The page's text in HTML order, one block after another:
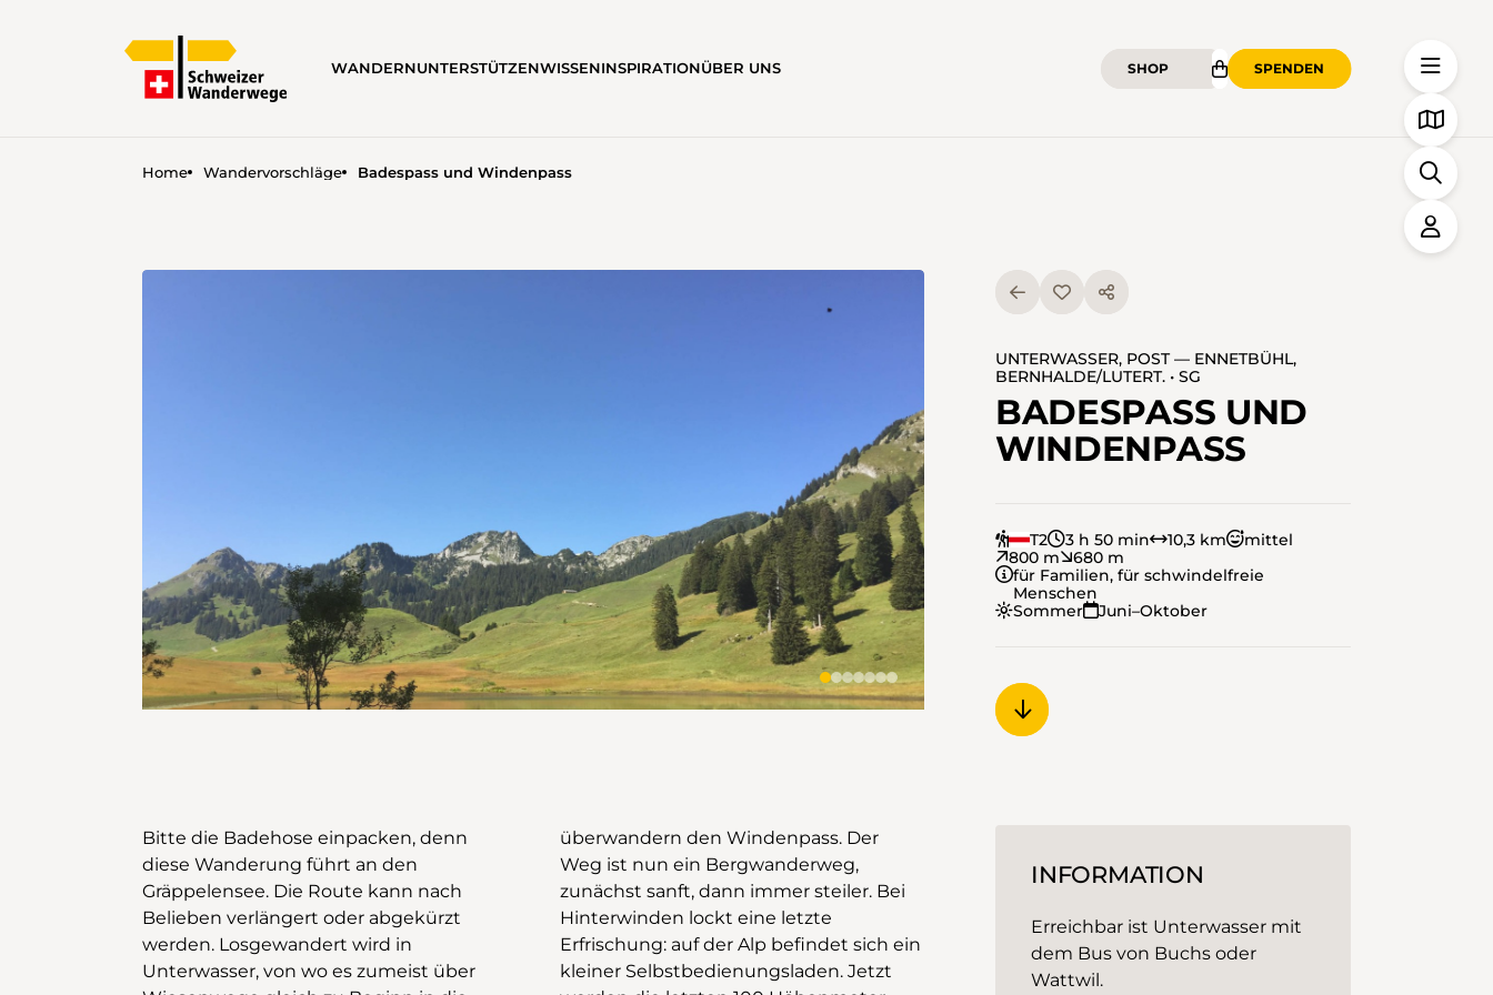
WANDERNUNTERSTÜTZENWISSENINSPIRATIONÜBER UNS SHOP SPENDEN
Home Wandervorschläge Badespass und Windenpass
UNTERWASSER, POST — ENNETBÜHL,
BERNHALDE/LUTERT. • SG
BADESPASS UND
WINDENPASS
T2 3 h 50 min 10,3 km
mittel
800 m
680 m
für Familien, für schwindelfreie
Menschen
Sommer
Juni–Oktober
Bitte die Badehose einpacken, denn
diese Wanderung führt an den
Gräppelensee. Die Route kann nach
Belieben verlängert oder abgekürzt
werden. Losgewandert wird in
Unterwasser, von wo es zumeist über
überwandern den Windenpass. Der
Weg ist nun ein Bergwanderweg,
zunächst sanft, dann immer steiler. Bei
Hinterwinden lockt eine letzte
Erfrischung: auf der Alp befindet sich ein
kleiner Selbstbedienungsladen. Jetzt
INFORMATION
Erreichbar ist Unterwasser mit
dem Bus von Buchs oder
Wattwil.